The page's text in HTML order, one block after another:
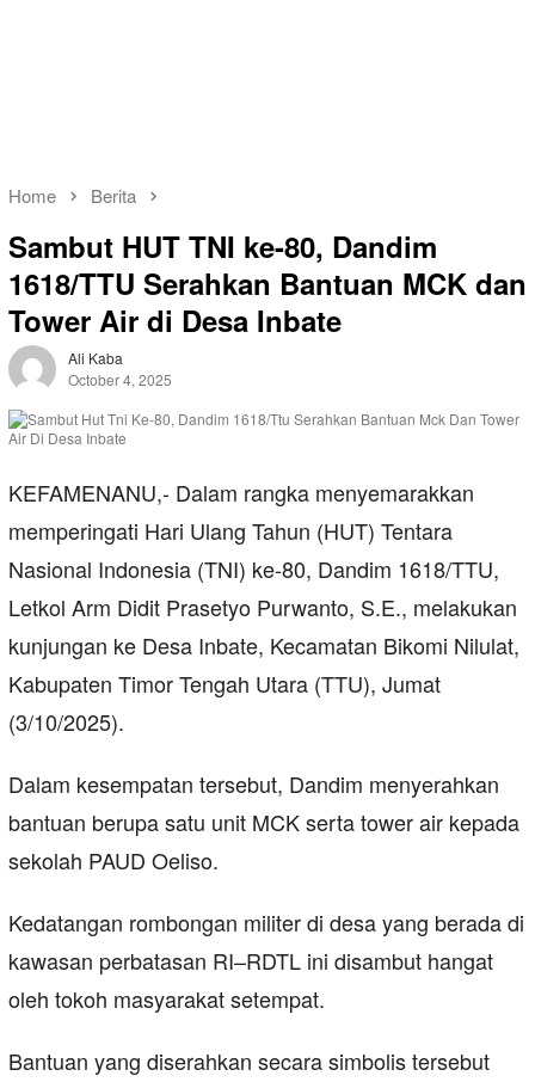
Home Berita
Sambut HUT TNI ke-80, Dandim
1618/TTU Serahkan Bantuan MCK dan
Tower Air di Desa Inbate
Ali Kaba
October 4, 2025
KEFAMENANU,- Dalam rangka menyemarakkan
memperingati Hari Ulang Tahun (HUT) Tentara
Nasional Indonesia (TNI) ke-80, Dandim 1618/TTU,
Letkol Arm Didit Prasetyo Purwanto, S.E., melakukan
kunjungan ke Desa Inbate, Kecamatan Bikomi Nilulat,
Kabupaten Timor Tengah Utara (TTU), Jumat
(3/10/2025).
Dalam kesempatan tersebut, Dandim menyerahkan
bantuan berupa satu unit MCK serta tower air kepada
sekolah PAUD Oeliso.
Kedatangan rombongan militer di desa yang berada di
kawasan perbatasan RI–RDTL ini disambut hangat
oleh tokoh masyarakat setempat.
Bantuan yang diserahkan secara simbolis tersebut